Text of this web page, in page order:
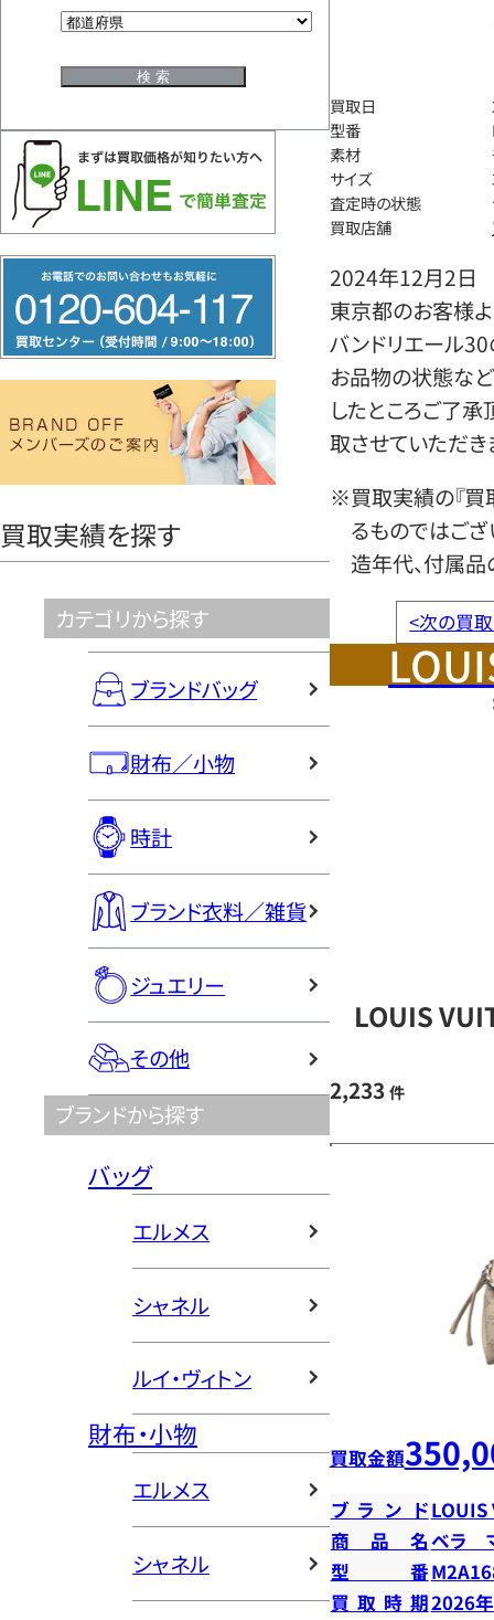
リ
ー
ヤ
買取実績を探す
カテゴリから探す
ブランドバッグ
財布／小物
時計
ブランド衣料／雑貨
ジュエリー
その他
ブランドから探す
バッグ
エルメス
シャネル
ルイ・ヴィトン
財布・小物
エルメス
シャネル
買取日
型番
素材
サイズ
査定時の状態
買取店舗
2024年12月2日
東京都のお客様
バンドリエール
お品物の状態など
したところご了
取させていただき
※買取実績の『買
るものではござ
造年代、付属品
<次の買
LOUIS
2,233 件
買取金額
ブランドLOUIS
商品名ベラ
型番
買取時期2026